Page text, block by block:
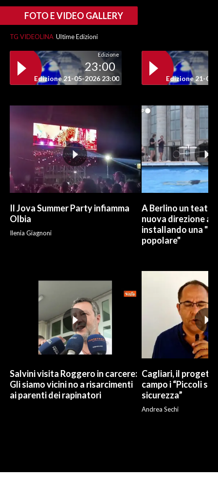
FOTO E VIDEO GALLERY
TG VIDEOLINA Ultime Edizioni
Edizione
23:00
Edizione 21-05-2026 23:00 Edizione 21-05-
Il Jova Summer Party infiamma
Olbia
Ilenia Giagnoni
A Berlino un
nuova direzione
installando una
popolare"
Salvini visita Roggero in carcere:
Gli siamo vicini no a risarcimenti
ai parenti dei rapinatori
Cagliari, il
campo i “Piccoli
sicurezza”
Andrea Sechi